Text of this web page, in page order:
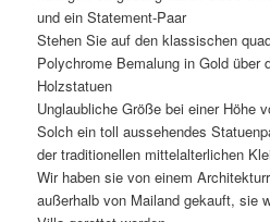
und ein Statement-Paar
Stehen Sie auf den klassischen
Polychrome Bemalung in Gold über
Holzstatuen
Unglaubliche Größe bei einer Höhe
Solch ein toll aussehendes
der traditionellen mittelalterlichen
Wir haben sie von einem
außerhalb von Mailand gekauft, sie